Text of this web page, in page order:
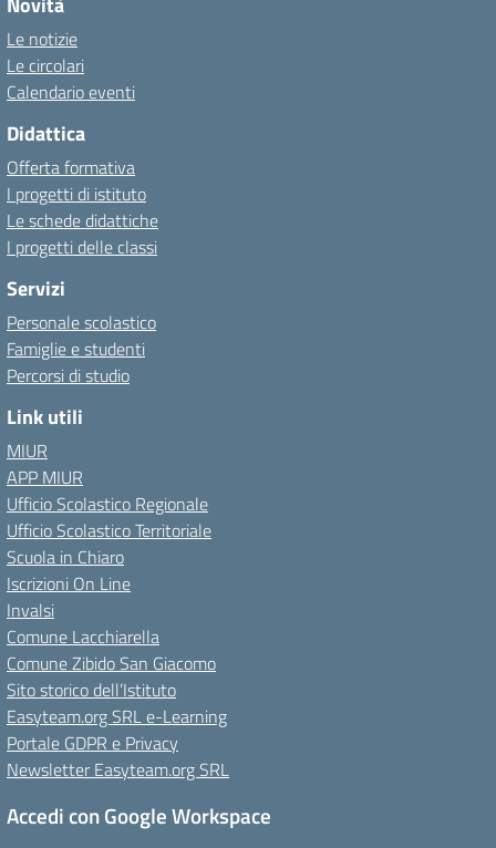
Le notizie
Le circolari
Calendario eventi
Didattica
Offerta formativa
I progetti di istituto
Le schede didattiche
I progetti delle classi
Servizi
Personale scolastico
Famiglie e studenti
Percorsi di studio
Link utili
MIUR
APP MIUR
Ufficio Scolastico Regionale
Ufficio Scolastico Territoriale
Scuola in Chiaro
Iscrizioni On Line
Invalsi
Comune Lacchiarella
Comune Zibido San Giacomo
Sito storico dell’Istituto
Easyteam.org SRL e-Learning
Portale GDPR e Privacy
Newsletter Easyteam.org SRL
Accedi con Google Workspace